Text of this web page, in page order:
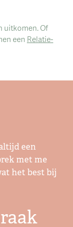
uitkomen. Of
een Relatie-
een
met me
het best bij